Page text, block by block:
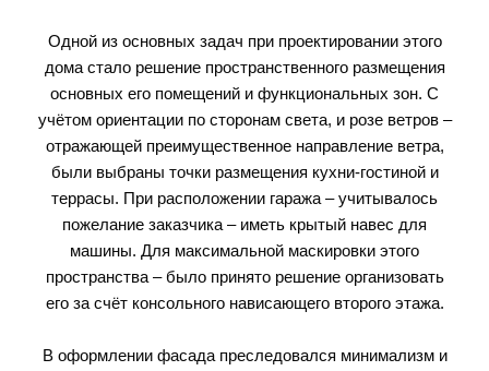
Одной из основных задач при проектировании этого
дома стало решение пространственного размещения
основных его помещений и функциональных зон. С
учётом ориентации по сторонам света, и розе ветров –
отражающей преимущественное направление ветра,
были выбраны точки размещения кухни-гостиной и
террасы. При расположении гаража – учитывалось
пожелание заказчика – иметь крытый навес для
машины. Для максимальной маскировки этого
пространства – было принято решение организовать
его за счёт консольного нависающего второго этажа.
В оформлении фасада преследовался минимализм и